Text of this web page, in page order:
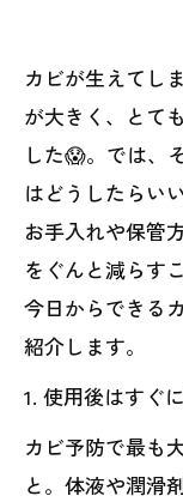
カビが生えてし
が大きく、とて
した😱。では、
はどうしたらい
お手入れや保管
をぐんと減らす
今日からできる
紹介します。
1. 使用後はすぐ
カビ予防で最も
と。体液や潤滑